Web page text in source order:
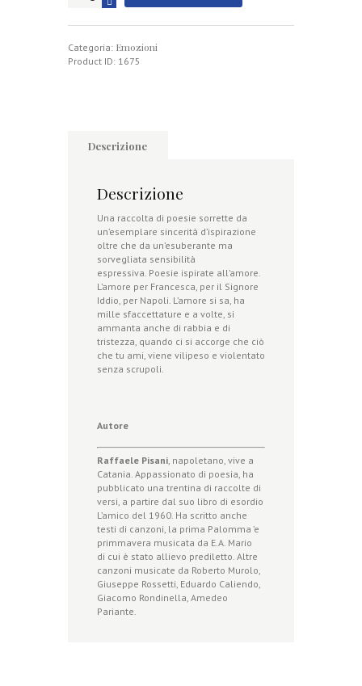
quantità
Categoria: Emozioni
Product ID: 1675
Descrizione
Descrizione
Una raccolta di poesie sorrette da
un’esemplare sincerità d’ispirazione
oltre che da un’esuberante ma
sorvegliata sensibilità
espressiva. Poesie ispirate all’amore.
L’amore per Francesca, per il Signore
Iddio, per Napoli. L’amore si sa, ha
mille sfaccettature e a volte, si
ammanta anche di rabbia e di
tristezza, quando ci si accorge che ciò
che tu ami, viene vilipeso e violentato
senza scrupoli.
Autore
Raffaele Pisani , napoletano, vive a
Catania. Appassionato di poesia, ha
pubblicato una trentina di raccolte di
versi, a partire dal suo libro di esordio
L’amico del 1960. Ha scritto anche
testi di canzoni, la prima Palomma ’e
primmavera musicata da E.A. Mario
di cui è stato allievo prediletto. Altre
canzoni musicate da Roberto Murolo,
Giuseppe Rossetti, Eduardo Caliendo,
Giacomo Rondinella, Amedeo
Pariante.